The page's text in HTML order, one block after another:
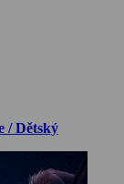
/ Dětský